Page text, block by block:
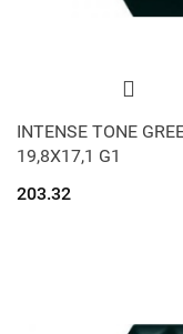
INTENSE TONE
19,8X17,1 G1
203.32